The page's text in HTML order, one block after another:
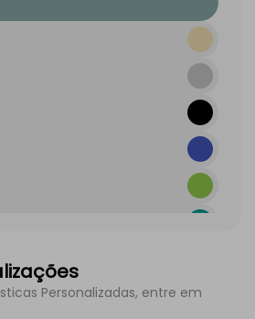
Personalizadas, entre em